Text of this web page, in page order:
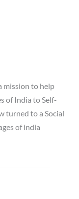
mission to help
of India to Self-
turned to a Social
of india